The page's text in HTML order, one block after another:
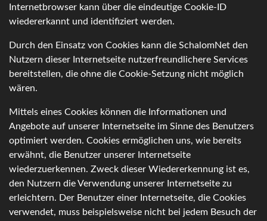
Internetbrowser kann über die eindeutige Cookie-ID
wiedererkannt und identifiziert werden.
Durch den Einsatz von Cookies kann die SchalomNet den
Nutzern dieser Internetseite nutzerfreundlichere Services
bereitstellen, die ohne die Cookie-Setzung nicht möglich
wären.
Mittels eines Cookies können die Informationen und
Angebote auf unserer Internetseite im Sinne des Benutzers
optimiert werden. Cookies ermöglichen uns, wie bereits
erwähnt, die Benutzer unserer Internetseite
wiederzuerkennen. Zweck dieser Wiedererkennung ist es,
den Nutzern die Verwendung unserer Internetseite zu
erleichtern. Der Benutzer einer Internetseite, die Cookies
verwendet, muss beispielsweise nicht bei jedem Besuch der